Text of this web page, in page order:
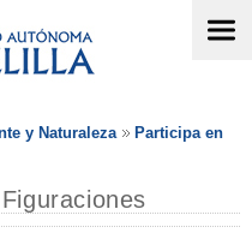
y Naturaleza
Participa en